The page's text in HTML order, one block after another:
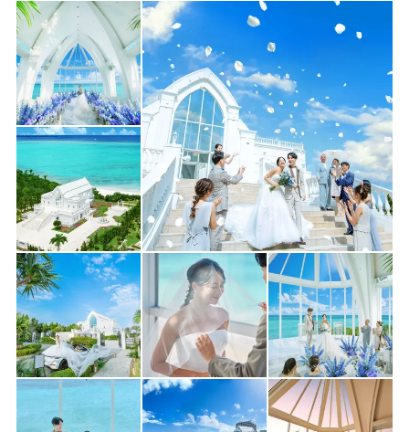
・フェス期間：8/15(土)・16(日)・22(土)・23(日)・29(土)・
30(日)
・新規来店に限る
・フェア枠に限りアリ
★挙式／最大70％OFF★
〈衣裳＋美容＋ブーケ〉がセットで
通常より《最大70％OFF／25万円相当》お得に！
［通常368,500円 → 111,000円］
（申込：2026年8月31日迄）
★成約特典：14万円相当★
撮影＆衣裳の必需アイテム無料！